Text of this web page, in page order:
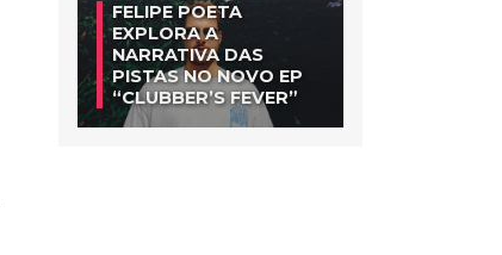
FELIPE POETA
EXPLORA A
NARRATIVA DAS
PISTAS NO NOVO EP
“CLUBBER’S FEVER”